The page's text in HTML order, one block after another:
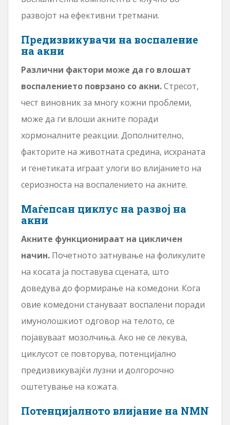
развојот на ефективни третмани.
Предизвикувачи на воспаление
на акни
Различни фактори може да го влошат
воспалението поврзано со акни.Стресот,
чест виновник за многу кожни проблеми,
може да ги влоши акните поради
хормоналните реакции. Дополнително,
факторите на животната средина, исхраната
и генетиката играат улоги во влијанието на
сериозноста на воспалението на акните.
Маѓепсан циклус на развој на
акни
Акните функционираат на цикличен
начин. Почетното затнување на фоликулите
на косата ја поставува сцената, што
доведува до формирање на комедони. Кога
овие комедони стануваат воспалени поради
имунолошкиот одговор на телото, се
појавуваат мозолчиња. Ако не се лекува,
циклусот се повторува, потенцијално
предизвикувајќи лузни и долгорочно
оштетување на кожата.
Потенцијалното влијание на NMN